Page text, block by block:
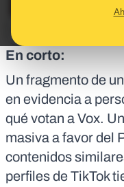
En corto:
Un fragmento de
en evidencia a
qué votan a Vox.
masiva a favor del
contenidos
perfiles de TikTok